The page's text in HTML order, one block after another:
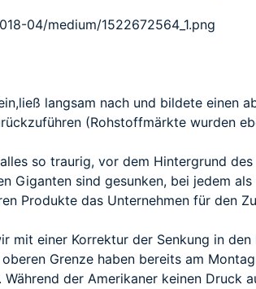
04/medium/1522672564_1.png
langsam nach und bildete einen
(Rohstoffmärkte wurden
so traurig, vor dem Hintergrund
Giganten sind gesunken, bei jedem
Produkte das Unternehmen für den
mit einer Korrektur der Senkung in
Grenze haben bereits am
der Amerikaner keinen Druck